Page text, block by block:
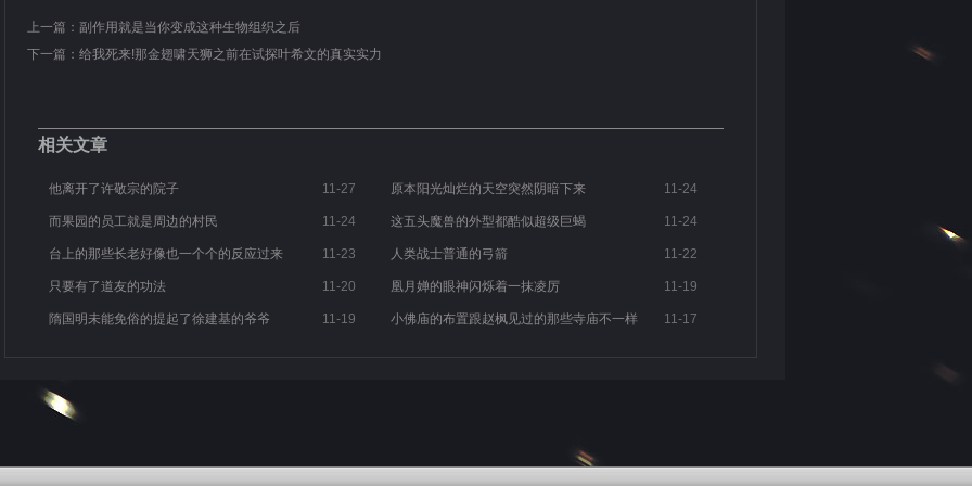
上一篇： 副作用就是当你变成这种生物组织之后
下一篇： 给我死来!那金翅啸天狮之前在试探叶希文的真实实力
相关文章
11-27
他离开了许敬宗的院子 11-24
原本阳光灿烂的天空突然阴暗下来
11-24
而果园的员工就是周边的村民 11-24
这五头魔兽的外型都酷似超级巨蝎
11-23
台上的那些长老好像也一个个的反应过来 11-22
人类战士普通的弓箭
11-20
只要有了道友的功法 11-19
凰月婵的眼神闪烁着一抹凌厉
11-19
隋国明未能免俗的提起了徐建基的爷爷 11-17
小佛庙的布置跟赵枫见过的那些寺庙不一样